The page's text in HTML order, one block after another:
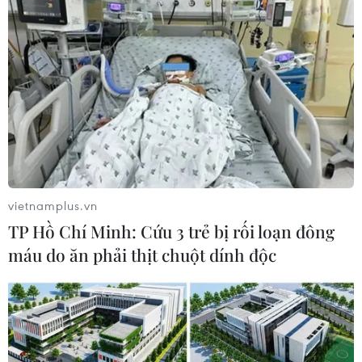
tàu hỏa va chạm với xe tải xảy ra tại Thường Tín.
(TTXVN/Vietnam+)
vietnamplus.vn
TP Hồ Chí Minh: Cứu 3 trẻ bị rối loạn đông
máu do ăn phải thịt chuột dính độc